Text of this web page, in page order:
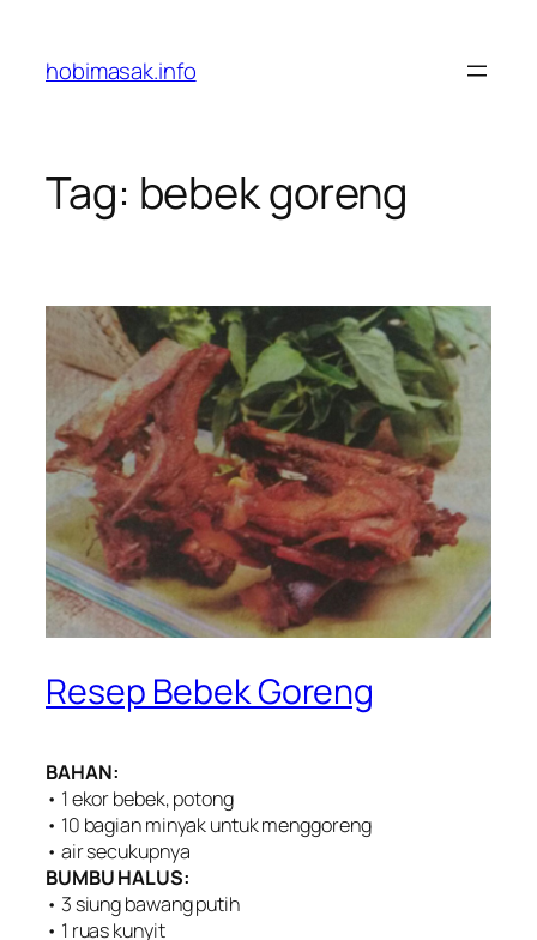
content
hobimasak.info
Tag: bebek goreng
Resep Bebek Goreng
BAHAN:
• 1 ekor bebek, potong
• 10 bagian minyak untuk menggoreng
• air secukupnya
BUMBU HALUS:
• 3 siung bawang putih
• 1 ruas kunyit